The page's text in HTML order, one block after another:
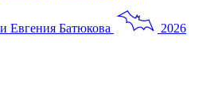
Евгения Батюкова
2026